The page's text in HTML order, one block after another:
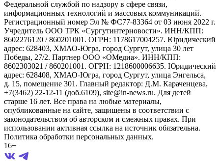
Федеральной службой по надзору в сфере связи,
информационных технологий и массовых коммуникаций.
Регистрационный номер Эл № ФС77-83364 от 03 июня 2022 г.
Учредитель ООО ТРК «Сургутинтерновости». ИНН/КПП:
8602276120 / 860201001. ОГРН: 1178617004257. Юридический
адрес: 628403, ХМАО-Югра, город Сургут, улица 30 лет
Победы, 27/2. Партнер ООО «ОМедиа». ИНН/КПП:
8602303021 / 860201001. ОГРН: 1218600006635. Юридический
адрес: 628408, ХМАО-Югра, город Сургут, улица Энгельса,
д. 15, помещение 301. Главный редактор: Д.М. Караченцева,
+7(3462) 22-12-11 (доб.6109), site@in-news.ru. Для детей
старше 16 лет. Все права на любые материалы,
опубликованные на сайте, защищены в соответствии с
законодательством об авторском и смежных правах. При
использовании активная ссылка на источник обязательна.
Политика обработки персональных данных.
16+